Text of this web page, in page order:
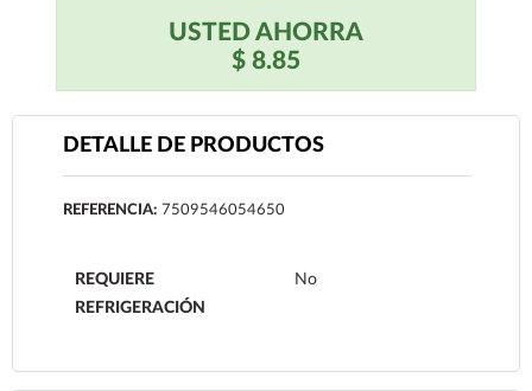
USTED AHORRA
$ 8.85
DETALLE DE PRODUCTOS
REFERENCIA: 7509546054650
REQUIERE
REFRIGERACIÓN
No